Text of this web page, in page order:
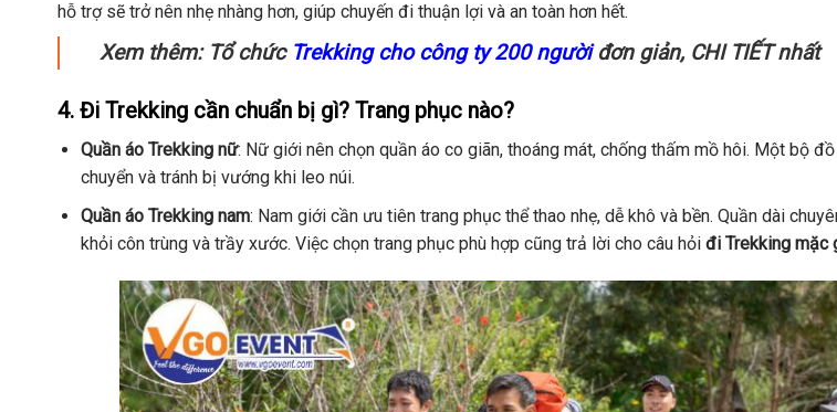
hỗ trợ sẽ trở nên nhẹ nhàng hơn, giúp chuyến đi thuận lợi và an toàn hơn hết.
Xem thêm: Tổ chức Trekking cho công ty 200 ngườiđơn giản, CHI TIẾT nhất
4. Đi Trekking cần chuẩn bị gì? Trang phục nào?
Quần áo Trekking nữ: Nữ giới nên chọn quần áo co giãn, thoáng mát, chống thấm mồ hôi. Một bộ
chuyển và tránh bị vướng khi leo núi.
Quần áo Trekking nam: Nam giới cần ưu tiên trang phục thể thao nhẹ, dễ khô và bền. Quần dài
khỏi côn trùng và trầy xước. Việc chọn trang phục phù hợp cũng trả lời cho câu hỏi đi Trekking mặc